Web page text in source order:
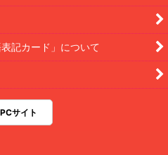
記カード」について
PCサイト